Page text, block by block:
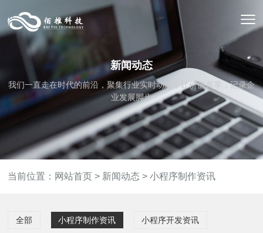
新闻动态
我们一直走在时代的前沿，聚集行业实时动态，让价值共享，记录企
业发展脚步
当前位置： 网站首页 > 新闻动态 >小程序制作资讯
全部 小程序制作资讯 小程序开发资讯